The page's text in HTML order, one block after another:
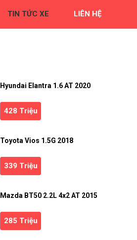
TIN TỨC XE LIÊN HỆ
Hyundai Elantra 1.6 AT 2020
428 Triệu
Toyota Vios 1.5G 2018
339 Triệu
Mazda BT50 2.2L 4x2 AT 2015
285 Triệu